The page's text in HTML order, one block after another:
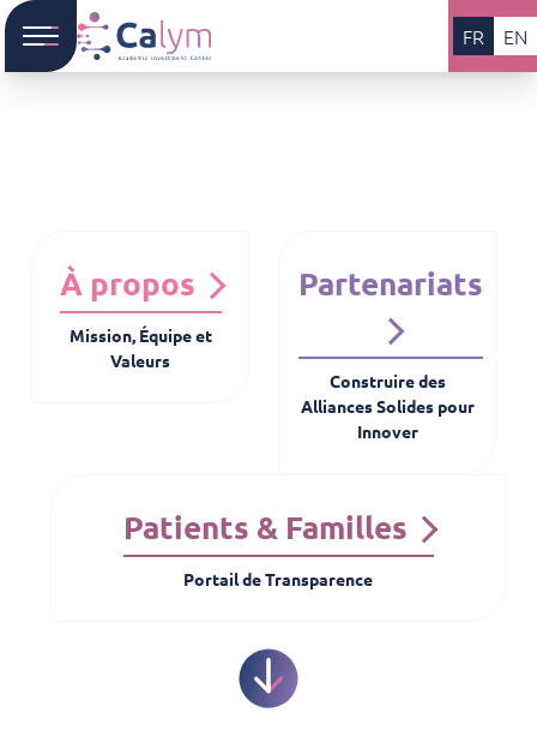
FR EN
À propos
Mission, Équipe et
Valeurs
Partenariats
Construire des
Alliances Solides pour
Innover
Patients & Familles
Portail de Transparence